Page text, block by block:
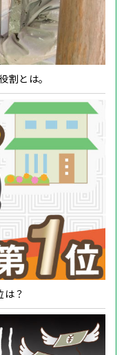
割とは。
？